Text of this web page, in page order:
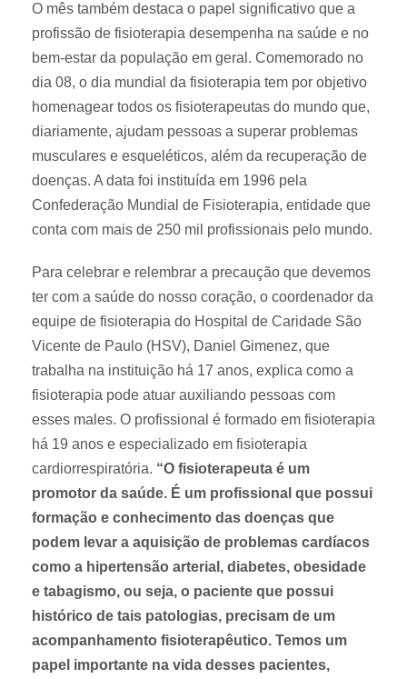
O mês também destaca o papel significativo que a
profissão de fisioterapia desempenha na saúde e no
bem-estar da população em geral. Comemorado no
dia 08, o dia mundial da fisioterapia tem por objetivo
homenagear todos os fisioterapeutas do mundo que,
diariamente, ajudam pessoas a superar problemas
musculares e esqueléticos, além da recuperação de
doenças. A data foi instituída em 1996 pela
Confederação Mundial de Fisioterapia, entidade que
conta com mais de 250 mil profissionais pelo mundo.
Para celebrar e relembrar a precaução que devemos
ter com a saúde do nosso coração, o coordenador da
equipe de fisioterapia do Hospital de Caridade São
Vicente de Paulo (HSV), Daniel Gimenez, que
trabalha na instituição há 17 anos, explica como a
fisioterapia pode atuar auxiliando pessoas com
esses males. O profissional é formado em fisioterapia
há 19 anos e especializado em fisioterapia
cardiorrespiratória. “O fisioterapeuta é um
promotor da saúde. É um profissional que possui
formação e conhecimento das doenças que
podem levar a aquisição de problemas cardíacos
como a hipertensão arterial, diabetes, obesidade
e tabagismo, ou seja, o paciente que possui
histórico de tais patologias, precisam de um
acompanhamento fisioterapêutico. Temos um
papel importante na vida desses pacientes,